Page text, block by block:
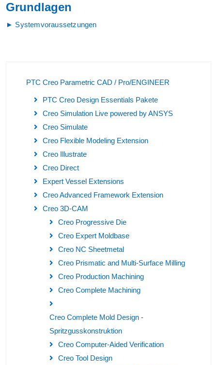
Grundlagen
► Systemvoraussetzungen
PTC Creo Parametric CAD / Pro/ENGINEER
PTC Creo Design Essentials Pakete
Creo Simulation Live powered by ANSYS
Creo Simulate
Creo Flexible Modeling Extension
Creo Illustrate
Creo Direct
Expert Vessel Extensions
Creo Advanced Framework Extension
Creo 3D-CAM
Creo Progressive Die
Creo Expert Moldbase
Creo NC Sheetmetal
Creo Prismatic and Multi-Surface Milling
Creo Production Machining
Creo Complete Machining
Creo Complete Mold Design -
Spritzgusskonstruktion
Creo Computer-Aided Verification
Creo Tool Design